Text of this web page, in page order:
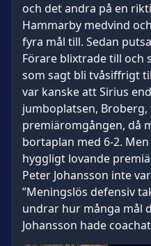
och det andra på en
Hammarby medvind
fyra mål till. Sedan
Förare blixtrade till och
som sagt bli tvåsiffrigt
var kanske att Sirius
jumboplatsen,
premiäromgången, då
bortaplan med 6-2.
hyggligt lovande
Peter Johansson inte
”Meningslös defensiv
undrar hur många mål
Johansson hade